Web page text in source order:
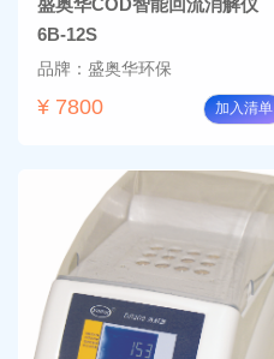
6B-12S
品牌：盛奥华环保
¥ 7800 加入清单